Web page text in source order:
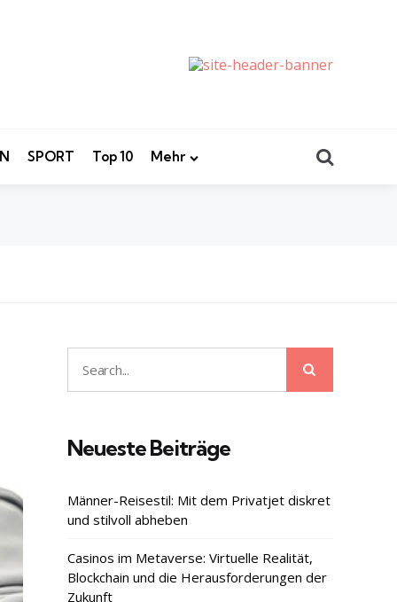
SPORT Top 10 Mehr
Search
for:
Neueste Beiträge
Männer-Reisestil: Mit dem Privatjet diskret
und stilvoll abheben
Casinos im Metaverse: Virtuelle Realität,
Blockchain und die Herausforderungen der
Zukunft